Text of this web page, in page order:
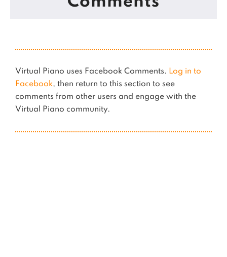
Virtual Piano uses Facebook Comments. Log in to
Facebook, then return to this section to see
comments from other users and engage with the
Virtual Piano community.